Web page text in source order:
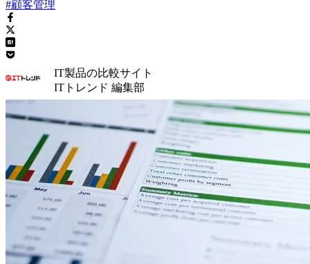
#顧客管理
IT製品の比較サイト
ITトレンド 編集部